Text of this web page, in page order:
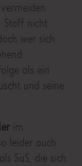
Stoff nicht
wer sich
als ein
und seine
im
leider auch
SuS, die sich